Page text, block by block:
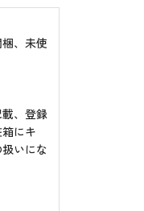
、未使
、登録
にキ
いにな